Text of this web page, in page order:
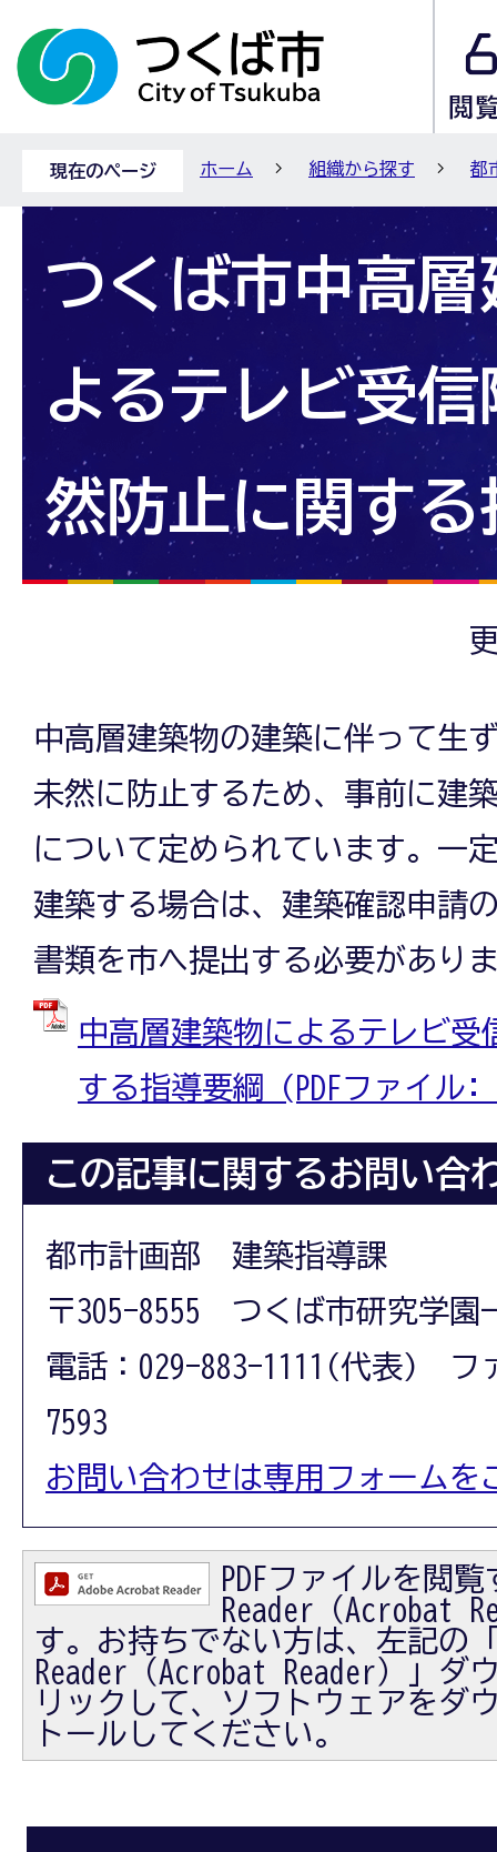
現在のページ ホーム 組織から探す 都
つくば市中高層
よるテレビ受
然防止に関す
中高層建築物の建築に伴って生
未然に防止するため、事前に建
について定められています。一
建築する場合は、建築確認申請
書類を市へ提出する必要があり
中高層建築物によるテレビ受
する指導要綱 (PDFファイル:
この記事に関するお問い合
都市計画部 建築指導課
〒305-8555 つくば市研究学園
電話：029-883-1111(代表) フ
7593
お問い合わせは専用フォームを
PDFファイルを閲
Reader（Acrobat
す。お持ちでない方は、左記の
Reader（Acrobat Reader）」ダ
リックして、ソフトウェアをダ
トールしてください。